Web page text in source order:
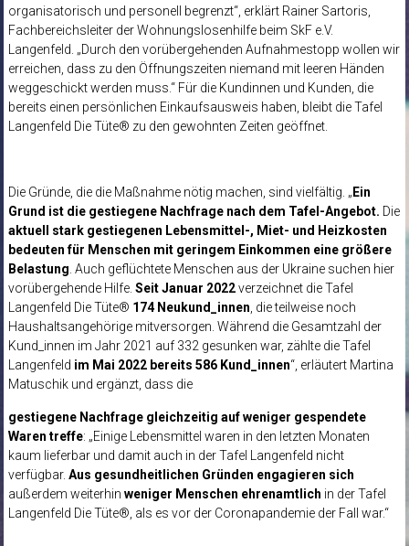
organisatorisch und personell begrenzt“, erklärt Rainer Sartoris,
Fachbereichsleiter der Wohnungslosenhilfe beim SkF e.V.
Langenfeld. „Durch den vorübergehenden Aufnahmestopp wollen wir
erreichen, dass zu den Öffnungszeiten niemand mit leeren Händen
weggeschickt werden muss.“ Für die Kundinnen und Kunden, die
bereits einen persönlichen Einkaufsausweis haben, bleibt die Tafel
Langenfeld Die Tüte® zu den gewohnten Zeiten geöffnet.
Die Gründe, die die Maßnahme nötig machen, sind vielfältig. „ Ein
Grund ist die gestiegene Nachfrage nach dem Tafel-Angebot. Die
aktuell stark gestiegenen Lebensmittel-, Miet- und Heizkosten
bedeuten für Menschen mit geringem Einkommen eine größere
Belastung. Auch geflüchtete Menschen aus der Ukraine suchen hier
vorübergehende Hilfe. Seit Januar 2022verzeichnet die Tafel
Langenfeld Die Tüte® 174 Neukund_innen, die teilweise noch
Haushaltsangehörige mitversorgen. Während die Gesamtzahl der
Kund_innen im Jahr 2021 auf 332 gesunken war, zählte die Tafel
Langenfeld im Mai 2022 bereits 586 Kund_innen“, erläutert Martina
Matuschik und ergänzt, dass die
gestiegene Nachfrage gleichzeitig auf weniger gespendete
Waren treffe: „Einige Lebensmittel waren in den letzten Monaten
kaum lieferbar und damit auch in der Tafel Langenfeld nicht
verfügbar. Aus gesundheitlichen Gründen engagieren sich
außerdem weiterhin weniger Menschen ehrenamtlich in der Tafel
Langenfeld Die Tüte®, als es vor der Coronapandemie der Fall war.“